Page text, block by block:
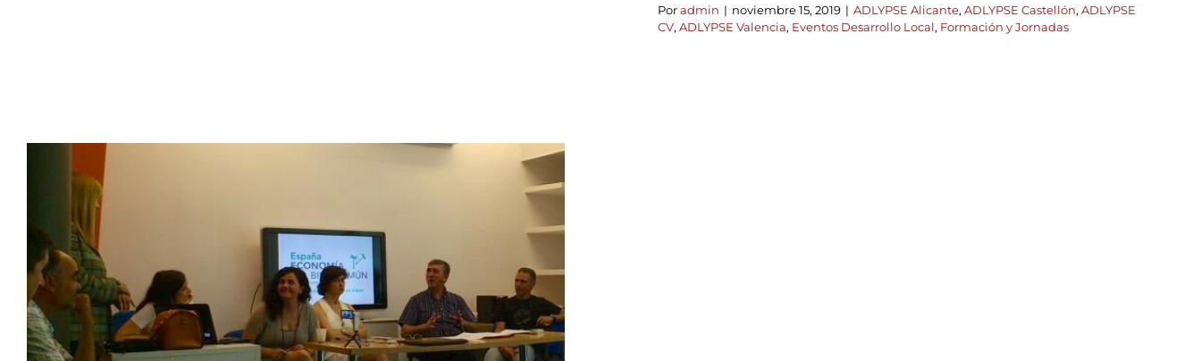
Poradmin | noviembre 15, 2019 | ADLYPSE Alicante, ADLYPSE Castellón, ADLYPSE
CV, ADLYPSE Valencia, Eventos Desarrollo Local, Formación y Jornadas
La Economía del Bien común (EBC)
empieza a ser una realidad en nuestras
tierras. Principales conclusiones del
Primer Encuentro Comarcal para el
Desarrollo organizado por el GRIDET y